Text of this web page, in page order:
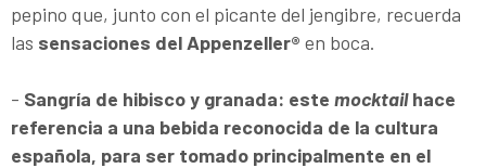
pepino que, junto con el picante del jengibre, recuerda
las sensaciones del Appenzeller® en boca.
- Sangría de hibisco y granada: este mocktailhace
referencia a una bebida reconocida de la cultura
española, para ser tomado principalmente en el